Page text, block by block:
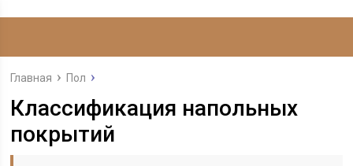
Главная Пол
Классификация напольных
покрытий